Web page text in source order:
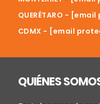
QUERÉTARO - [email
CDMX - [email
QUIÉNES